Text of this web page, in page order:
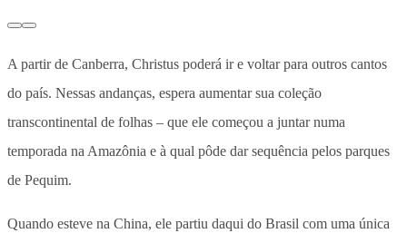
A partir de Canberra, Christus poderá ir e voltar para outros cantos
do país. Nessas andanças, espera aumentar sua coleção
transcontinental de folhas – que ele começou a juntar numa
temporada na Amazônia e à qual pôde dar sequência pelos parques
de Pequim.
Quando esteve na China, ele partiu daqui do Brasil com uma única